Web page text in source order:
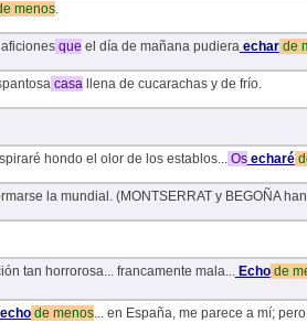
menos.
que el día de mañana pudieraecharde
casallena de cucarachas y de frío.
hondo el olor de los establos...Osecharé
la mundial. (MONTSERRAT y BEGOÑA
tan horrorosa... francamente mala...Echode
echode menos... en España, me parece a mí;